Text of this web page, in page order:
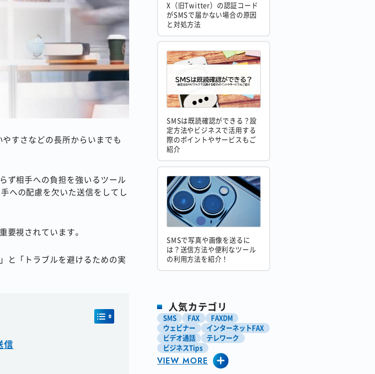
すさなどの長所からいまでも
ず相手への負担を強いるツール
への配慮を欠いた送信をしてし
視されています。
と「トラブルを避けるための実
信
X（旧Twitter）の認証コード
がSMSで届かない場合の原因
と対処方法
SMSは既読確認ができる？設
定方法やビジネスで活用する
際のポイントやサービスもご
紹介
SMSで写真や画像を送るに
は？送信方法や便利なツール
の利用方法を紹介！
人気カテゴリ
SMS FAX
FAXDM
ウェビナー
インターネットFAX
ビデオ通話
テレワーク
ビジネスTips
VIEW MORE